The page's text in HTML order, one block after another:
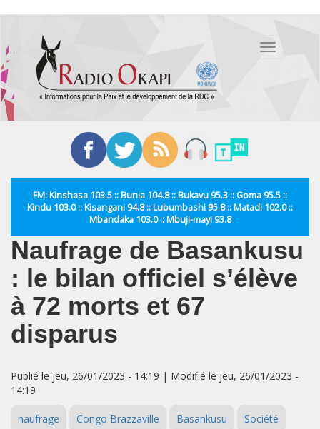
contenu
principal
Toggle
FM: Kinshasa 103.5 :: Bunia 104.8 :: Bukavu 95.3 :: Goma 95.5 ::
Kindu 103.0 :: Kisangani 94.8 :: Lubumbashi 95.8 :: Matadi 102.0 ::
Mbandaka 103.0 :: Mbuji-mayi 93.8
Naufrage de Basankusu
: le bilan officiel s’élève
à 72 morts et 67
disparus
Publié le jeu, 26/01/2023 - 14:19 | Modifié le jeu, 26/01/2023 -
14:19
naufrage Congo Brazzaville Basankusu Société